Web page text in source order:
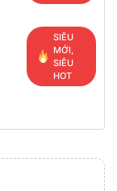
SIÊU
MỚI,
SIÊU
HOT